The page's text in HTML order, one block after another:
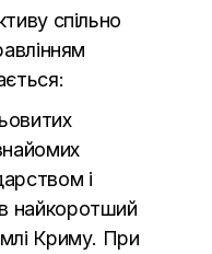
спільно
і
найкоротший
Криму. При